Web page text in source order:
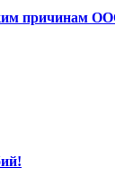
причинам